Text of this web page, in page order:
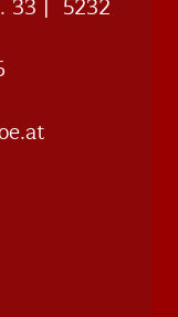
33 | 5232